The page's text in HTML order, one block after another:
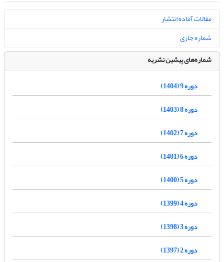
مقالات آماده انتشار
شماره جاری
شماره‌های پیشین نشریه
دوره 9 (1404)
دوره 8 (1403)
دوره 7 (1402)
دوره 6 (1401)
دوره 5 (1400)
دوره 4 (1399)
دوره 3 (1398)
دوره 2 (1397)